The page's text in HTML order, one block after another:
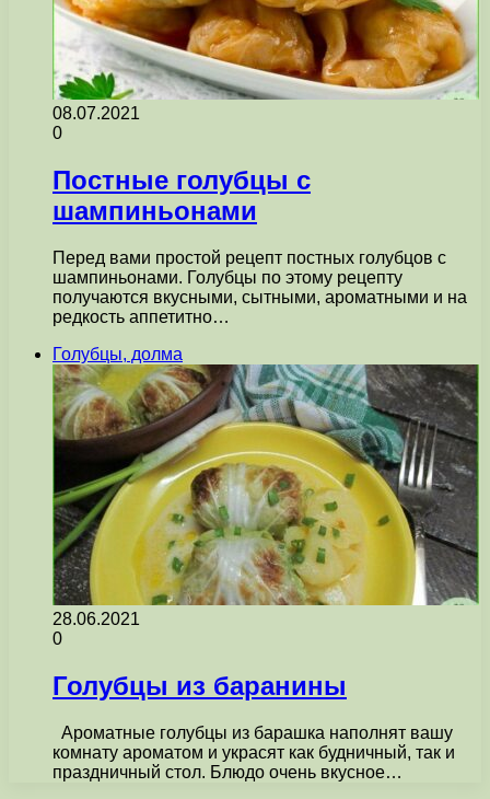
08.07.2021
0
Постные голубцы с
шампиньонами
Перед вами простой рецепт постных голубцов с
шампиньонами. Голубцы по этому рецепту
получаются вкусными, сытными, ароматными и на
редкость аппетитно…
Голубцы, долма
28.06.2021
0
Голубцы из баранины
Ароматные голубцы из барашка наполнят вашу
комнату ароматом и украсят как будничный, так и
праздничный стол. Блюдо очень вкусное…